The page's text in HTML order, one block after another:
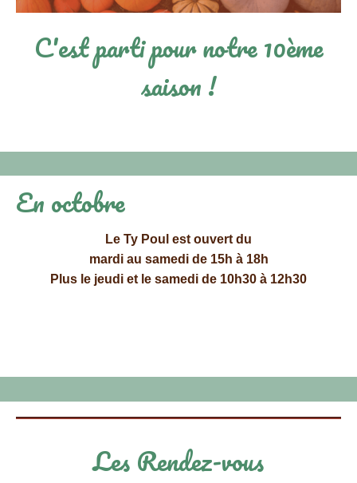
C'est parti pour notre 10ème
saison !
En octobre
Le Ty Poul est ouvert du
mardi au samedi de 15h à 18h
Plus le jeudi et le samedi de 10h30 à 12h30
Les Rendez-vous